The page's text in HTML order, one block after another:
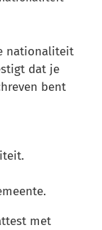
nationaliteit
dat je
bent
met